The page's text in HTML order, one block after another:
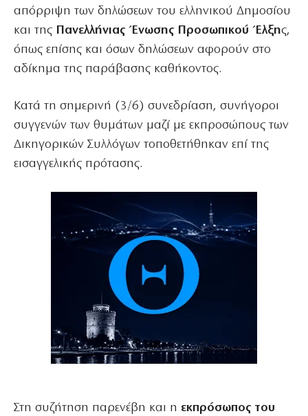
απόρριψη των δηλώσεων του ελληνικού Δημοσίου
και της Πανελλήνιας Ένωσης Προσωπικού Έλξης,
όπως επίσης και όσων δηλώσεων αφορούν στο
αδίκημα της παράβασης καθήκοντος.
Κατά τη σημερινή (3/6) συνεδρίαση, συνήγοροι
συγγενών των θυμάτων μαζί με εκπροσώπους των
Δικηγορικών Συλλόγων τοποθετήθηκαν επί της
εισαγγελικής πρότασης.
Στη συζήτηση παρενέβη και η εκπρόσωπος του